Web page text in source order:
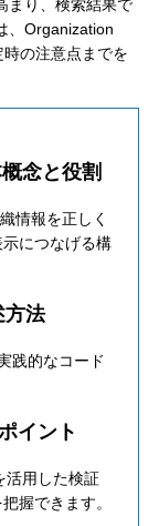
まり、検索結果で
、Organization
の注意点までを
念と役割
情報を正しく
につなげる構
方法
践的なコード
イント
活用した検証
握できます。